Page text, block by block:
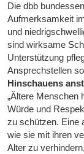
Die dbb
Aufmerksamkeit
und
sind wirksame
Unterstützung
Ansprechstellen
Hinschauens
„Ältere Menschen
Würde und
zu schützen. Eine
wie sie mit ihren
Alter zu